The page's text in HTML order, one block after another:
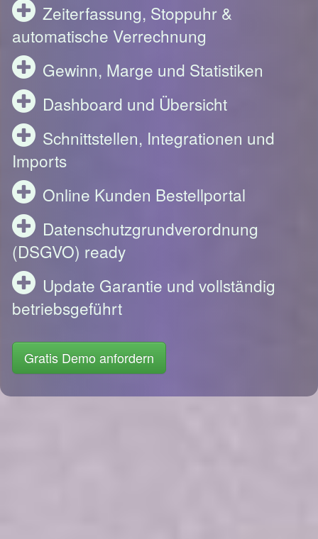
Zeiterfassung, Stoppuhr &
automatische Verrechnung
Gewinn, Marge und Statistiken
Dashboard und Übersicht
Schnittstellen, Integrationen und
Imports
Online Kunden Bestellportal
Datenschutzgrundverordnung
(DSGVO) ready
Update Garantie und vollständig
betriebsgeführt
Gratis Demo anfordern